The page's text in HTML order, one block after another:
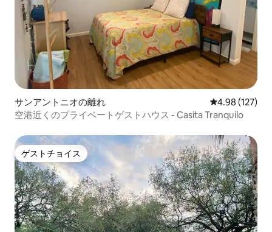
サンアントニオの離れ レビュー127
4.98 (127)
空港近くのプライベートゲストハウス - Casita Tranquilo
ゲストチョイス
ゲストチョイス